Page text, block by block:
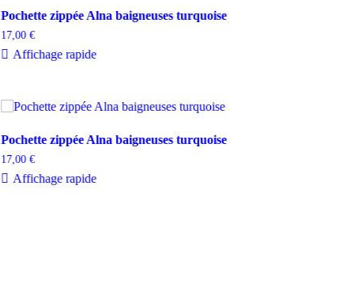
Pochette zippée Alna baigneuses turquoise
17,00€
Affichage rapide
Pochette zippée Alna baigneuses turquoise
17,00€
Affichage rapide